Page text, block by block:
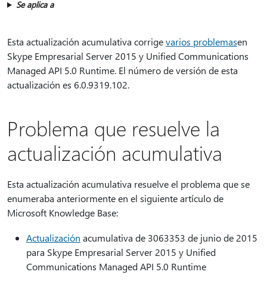
Se aplica a
Esta actualización acumulativa corrigevarios problemasen
Skype Empresarial Server 2015 y Unified Communications
Managed API 5.0 Runtime. El número de versión de esta
actualización es 6.0.9319.102.
Problema que resuelve la
actualización acumulativa
Esta actualización acumulativa resuelve el problema que se
enumeraba anteriormente en el siguiente artículo de
Microsoft Knowledge Base:
Actualización acumulativa de 3063353 de junio de 2015
para Skype Empresarial Server 2015 y Unified
Communications Managed API 5.0 Runtime